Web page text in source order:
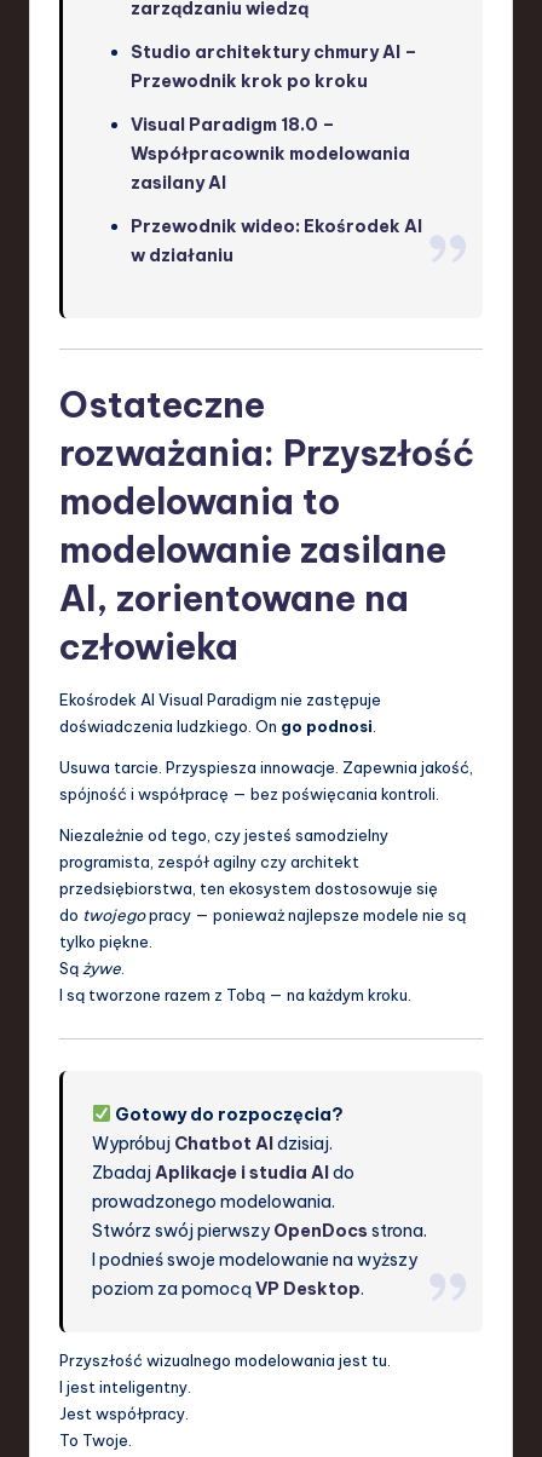
zarządzaniu wiedzą
Studio architektury chmury AI –
Przewodnik krok po kroku
Visual Paradigm 18.0 –
Współpracownik modelowania
zasilany AI
Przewodnik wideo: Ekośrodek AI
w działaniu
Ostateczne
rozważania: Przyszłość
modelowania to
modelowanie zasilane
AI, zorientowane na
człowieka
Ekośrodek AI Visual Paradigm nie zastępuje
doświadczenia ludzkiego. On go podnosi
Usuwa tarcie. Przyspiesza innowacje. Zapewnia jakość,
spójność i współpracę — bez poświęcania kontroli.
Niezależnie od tego, czy jesteś samodzielny
programista, zespół agilny czy architekt
przedsiębiorstwa, ten ekosystem dostosowuje się
do twojegopracy — ponieważ najlepsze modele nie są
tylko piękne.
Są żywe
I są tworzone razem z Tobą — na każdym kroku.
Gotowy do rozpoczęcia?
Wypróbuj Chatbot AIdzisiaj.
ZbadajAplikacje i studia AIdo
prowadzonego modelowania.
Stwórz swój pierwszy OpenDocs strona.
I podnieś swoje modelowanie na wyższy
poziom za pomocąVP Desktop.
Przyszłość wizualnego modelowania jest tu.
I jest inteligentny.
Jest współpracy.
To Twoje.